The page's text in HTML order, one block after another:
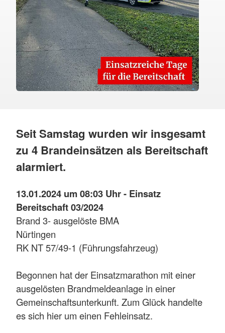
Seit Samstag wurden wir insgesamt
zu 4 Brandeinsätzen als Bereitschaft
alarmiert.
13.01.2024 um 08:03 Uhr - Einsatz
Bereitschaft 03/2024
Brand 3- ausgelöste BMA
Nürtingen
RK NT 57/49-1 (Führungsfahrzeug)
Begonnen hat der Einsatzmarathon mit einer
ausgelösten Brandmeldeanlage in einer
Gemeinschaftsunterkunft. Zum Glück handelte
es sich hier um einen Fehleinsatz.